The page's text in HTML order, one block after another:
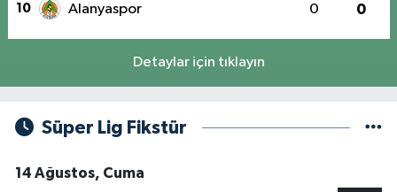
10 Alanyaspor 0 0
Detaylar için tıklayın
Süper Lig Fikstür
14 Ağustos, Cuma